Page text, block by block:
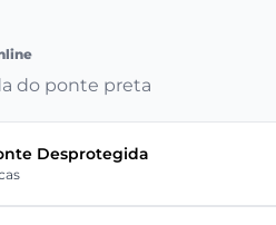
do ponte preta
Desprotegida